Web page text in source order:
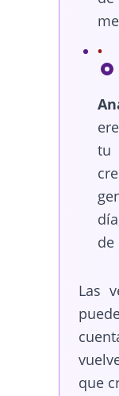
tu
de
Las
que